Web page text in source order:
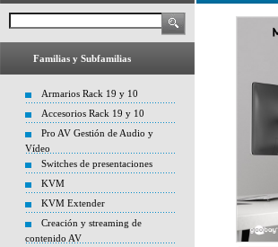
Familias y Subfamilias
Armarios Rack 19 y 10
Accesorios Rack 19 y 10
Pro AV Gestión de Audio y
Vídeo
Switches de presentaciones
KVM
KVM Extender
Creación y streaming de
contenido AV